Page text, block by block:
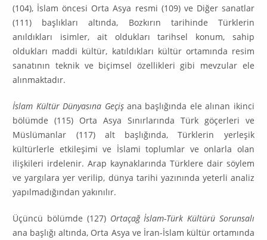
(104), İslam öncesi Orta Asya resmi (109) ve Diğer sanatlar
(111) başlıkları altında, Bozkırın tarihinde Türklerin
anıldıkları isimler, ait oldukları tarihsel konum, sahip
oldukları maddi kültür, katıldıkları kültür ortamında resim
sanatının teknik ve biçimsel özellikleri gibi mevzular ele
alınmaktadır.
İslam Kültür Dünyasına Geçişana başlığında ele alınan ikinci
bölümde (115) Orta Asya Sınırlarında Türk göçerleri ve
Müslümanlar (117) alt başlı­ğında, Türklerin yerleşik
kültürlerle etkileşimi ve İslami toplumlar ve onlarla olan
ilişkileri irdelenir. Arap kaynaklarında Türklere dair söylem
ve yargılara yer verilip, dünya tarihi yazınında yeterli analiz
yapılmadığından yakınılır.
Üçüncü bölümde (127) Ortaçağ İslam-Türk Kültürü Sorunsalı
ana başlığı altında, Orta Asya ve İran-İslam kültür ortamında